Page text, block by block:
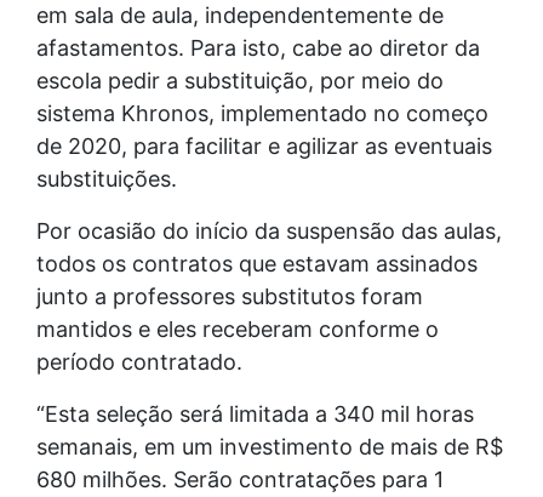
em sala de aula, independentemente de
afastamentos. Para isto, cabe ao diretor da
escola pedir a substituição, por meio do
sistema Khronos, implementado no começo
de 2020, para facilitar e agilizar as eventuais
substituições.
Por ocasião do início da suspensão das aulas,
todos os contratos que estavam assinados
junto a professores substitutos foram
mantidos e eles receberam conforme o
período contratado.
“Esta seleção será limitada a 340 mil horas
semanais, em um investimento de mais de R$
680 milhões. Serão contratações para 1